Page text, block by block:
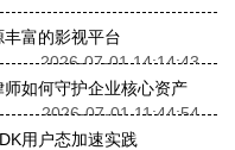
富的影视平台
2026-07-01 14:14:43
如何守护企业核心资产
2026-07-01 11:44:54
用户态加速实践